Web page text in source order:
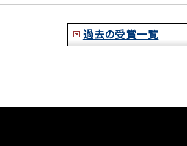
過去の受賞一覧